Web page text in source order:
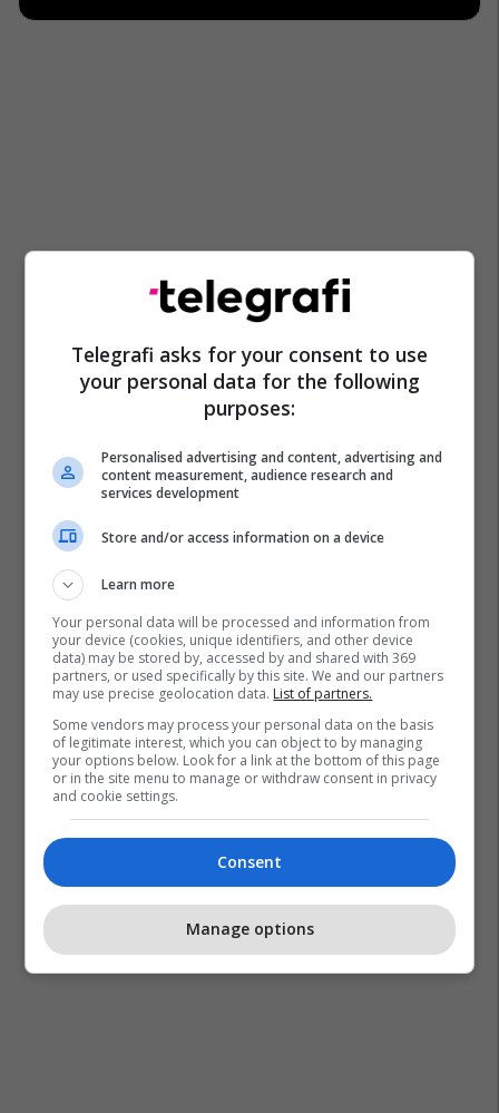
Telegrafi asks for your consent to use
your personal data for the following
purposes:
Personalised advertising and content, advertising and
content measurement, audience research and
services development
Store and/or access information on a device
Learn more
Your personal data will be processed and information from
your device (cookies, unique identifiers, and other device
data) may be stored by, accessed by and shared with 369
partners, or used specifically by this site. We and our partners
may use precise geolocation data. List of partners.
Some vendors may process your personal data on the basis
of legitimate interest, which you can object to by managing
your options below. Look for a link at the bottom of this page
or in the site menu to manage or withdraw consent in privacy
and cookie settings.
Consent
Manage options